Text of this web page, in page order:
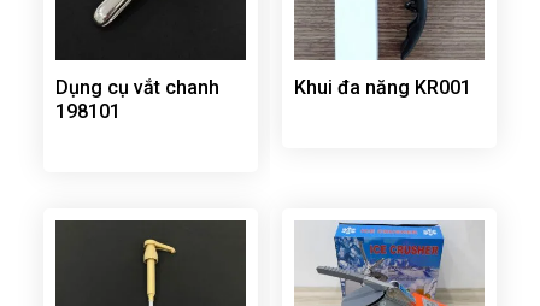
Dụng cụ vắt chanh
198101
Khui đa năng KR001